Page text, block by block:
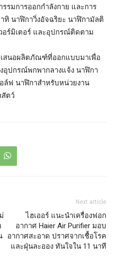
รมการออกกำลังกาย และการ
นาฬิกาวิ่งอัจฉริยะ นาฬิกามัลติ
อร์มิเตอร์ และอุปกรณ์ติดตาม
สนอผลิตภัณฑ์ที่ออกแบบมาเพื่อ
อุปกรณ์พกพากลางแจ้ง นาฬิกา
ล์ฟ นาฬิกาสำหรับหน่วยงาน
ตว์
Next article
ไฮเออร์ แนะนำเครื่องฟอก
อากาศ Haier Air Purifier มอบ
อากาศสะอาด ปราศจากเชื้อโรค
และฝุ่นละออง ทันใจใน 11 นาที